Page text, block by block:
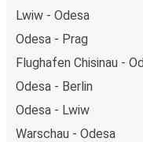
Lwiw - Odesa
Odesa - Prag
Flughafen Chisinau -
Odesa - Berlin
Odesa - Lwiw
Warschau - Odesa